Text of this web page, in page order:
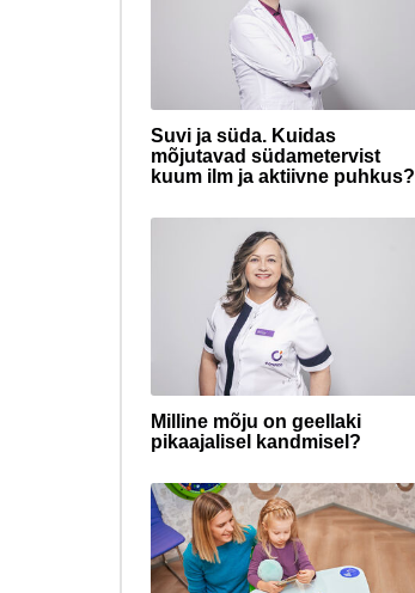
Suvi ja süda. Kuidas
mõjutavad südametervist
kuum ilm ja aktiivne puhkus?
Milline mõju on geellaki
pikaajalisel kandmisel?